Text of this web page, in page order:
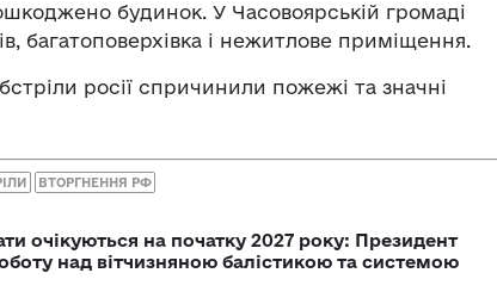
будинок. У Часовоярській громаді
багатоповерхівка і нежитлове приміщення.
росії спричинили пожежі та значні
ВТОРГНЕННЯ РФ
очікуються на початку 2027 року: Президент
над вітчизняною балістикою та системою